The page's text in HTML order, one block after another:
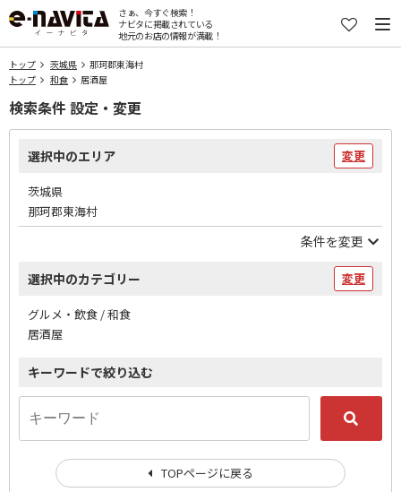
さぁ、今すぐ検索！
ナビタに掲載されている
地元のお店の情報が満載！
トップ 茨城県
那珂郡東海村
トップ
和食 居酒屋
検索条件 設定・変更
選択中のエリア 変更
茨城県
那珂郡東海村
条件を変更
選択中のカテゴリー 変更
グルメ・飲食 / 和食
居酒屋
キーワードで絞り込む
TOPページに戻る